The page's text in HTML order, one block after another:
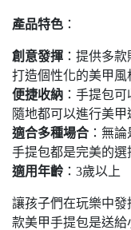
產品特色 ：
創意發揮 ：提供多
打造個性化的美甲風
便捷收納 ：手提包
隨地都可以進行美甲
適合多種場合 ：無
手提包都是完美的選
適用年齡 ：3歲以上
讓孩子們在玩樂中
款美甲手提包是送給